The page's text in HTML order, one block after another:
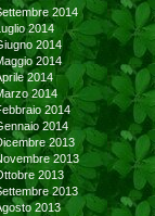
Settembre 2014
Luglio 2014
Giugno 2014
Maggio 2014
Aprile 2014
Marzo 2014
Febbraio 2014
Gennaio 2014
Dicembre 2013
Novembre 2013
Ottobre 2013
Settembre 2013
Agosto 2013